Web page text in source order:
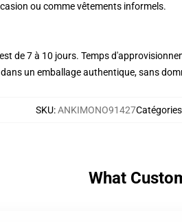
ou comme vêtements informels.
de 7 à 10 jours. Temps
un emballage authentique, sans
SKU:ANKIMONO91427Catégories
What